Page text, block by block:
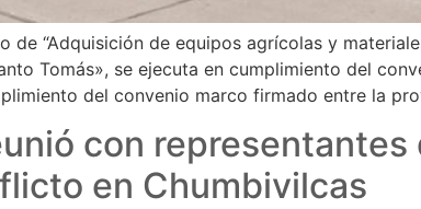
de “Adquisición de equipos agrícolas y
Tomás», se ejecuta en cumplimiento del
del convenio marco firmado entre la
con
en Chumbivilcas